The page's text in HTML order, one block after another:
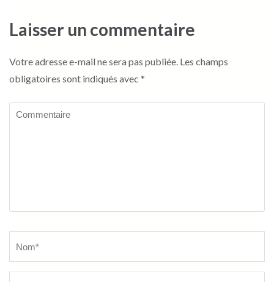
Laisser un commentaire
Votre adresse e-mail ne sera pas publiée. Les champs
obligatoires sont indiqués avec *
Commentaire